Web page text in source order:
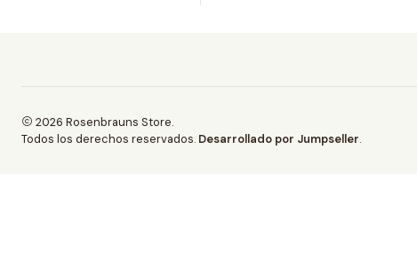
2026 Rosenbrauns Store.
Todos los derechos reservados. Desarrollado por Jumpseller.